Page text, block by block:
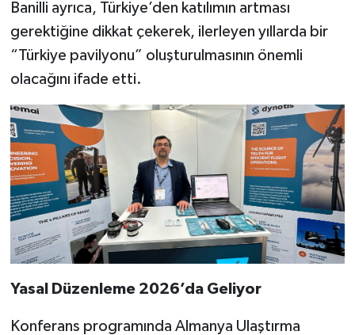
Banilli ayrıca, Türkiye’den katılımın artması
gerektiğine dikkat çekerek, ilerleyen yıllarda bir
“Türkiye pavilyonu” oluşturulmasının önemli
olacağını ifade etti.
Yasal Düzenleme 2026’da Geliyor
Konferans programında Almanya Ulaştırma